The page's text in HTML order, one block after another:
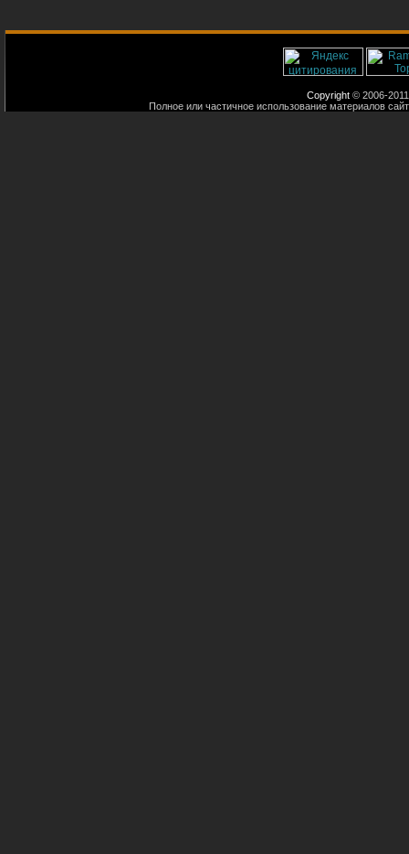
Copyright © 2006-
Полное или частичное использование материалов